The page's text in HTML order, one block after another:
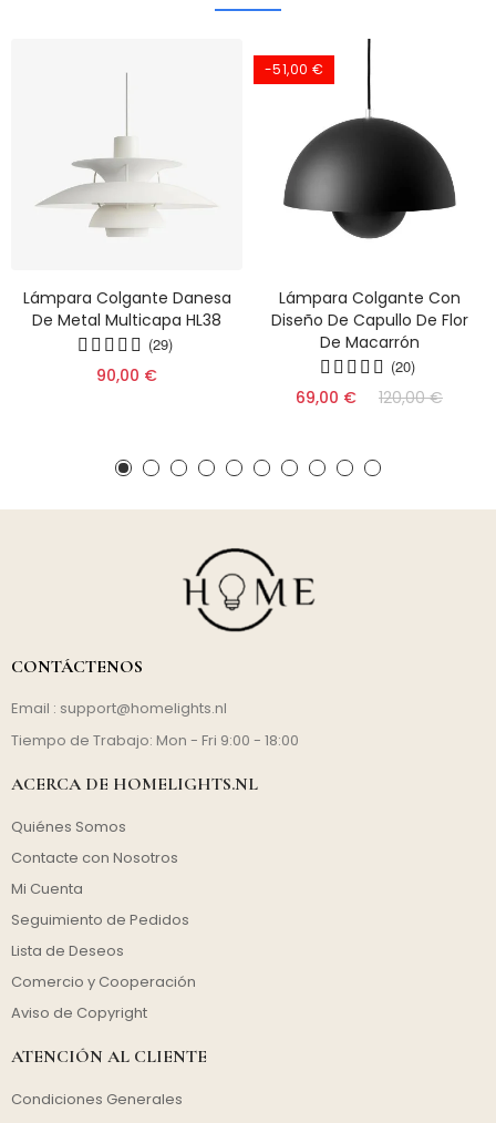
Lámpara Colgante Danesa
De Metal Multicapa HL38
(29)
90,00 €
-51,00 €
Lámpara Colgante Con
Diseño De Capullo De Flor
De Macarrón
(20)
69,00 € 120,00 €
CONTÁCTENOS
Email : support@homelights.nl
Tiempo de Trabajo: Mon - Fri 9:00 - 18:00
ACERCA DE HOMELIGHTS.NL
Quiénes Somos
Contacte con Nosotros
Mi Cuenta
Seguimiento de Pedidos
Lista de Deseos
Comercio y Cooperación
Aviso de Copyright
ATENCIÓN AL CLIENTE
Condiciones Generales